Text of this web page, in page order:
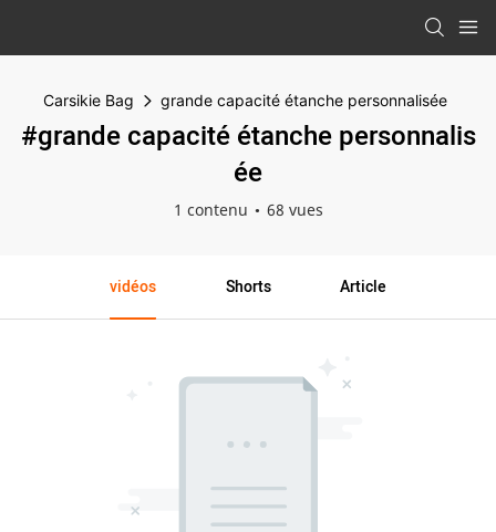
Carsikie Bag grande capacité étanche personnalisée
#grande capacité étanche personnalis
ée
1 contenu 68 vues
vidéos Shorts Article